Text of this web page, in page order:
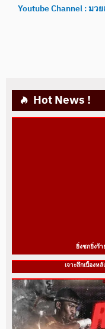
Youtube Channel : มว
Hot News !
ยิ่งชกยิ่งร้า
เจาะลึกเบื้องห